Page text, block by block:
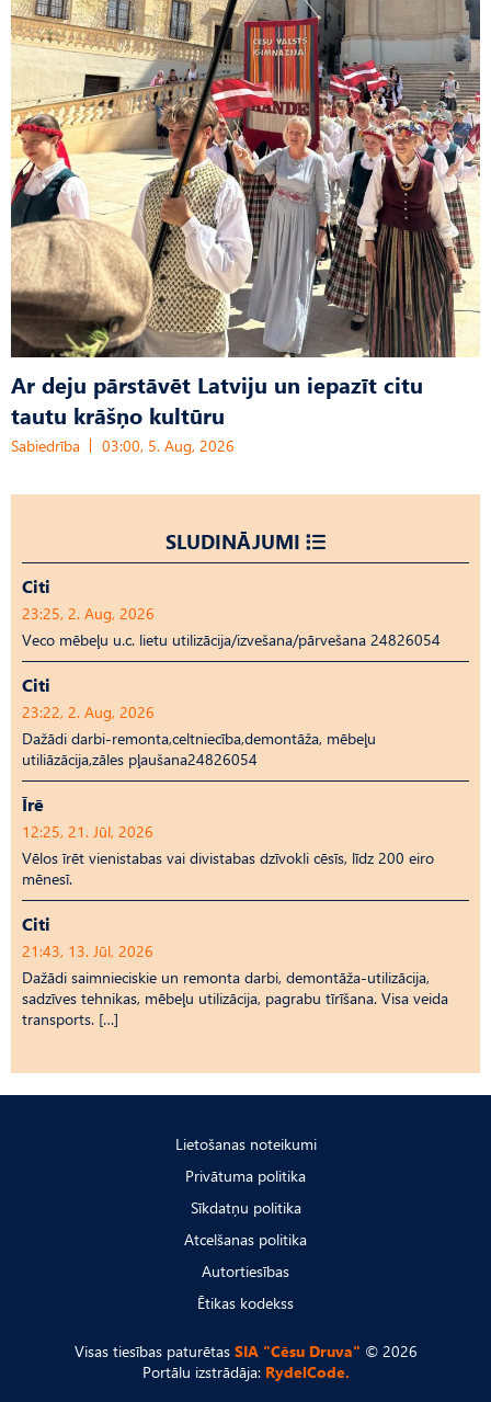
Ar deju pārstāvēt Latviju un iepazīt citu
tautu krāšņo kultūru
Sabiedrība 03:00, 5. Aug, 2026
SLUDINĀJUMI
Citi
23:25, 2. Aug, 2026
Veco mēbeļu u.c. lietu utilizācija/izvešana/pārvešana 24826054
Citi
23:22, 2. Aug, 2026
Dažādi darbi-remonta,celtniecība,demontāža, mēbeļu
utiliāzācija,zāles pļaušana24826054
Īrē
12:25, 21. Jūl, 2026
Vēlos īrēt vienistabas vai divistabas dzīvokli cēsīs, līdz 200 eiro
mēnesī.
Citi
21:43, 13. Jūl, 2026
Dažādi saimnieciskie un remonta darbi, demontāža-utilizācija,
sadzīves tehnikas, mēbeļu utilizācija, pagrabu tīrīšana. Visa veida
transports. […]
Lietošanas noteikumi
Privātuma politika
Sīkdatņu politika
Atcelšanas politika
Autortiesības
Ētikas kodekss
Visas tiesības paturētas SIA "Cēsu Druva" © 2026
Portālu izstrādāja: RydelCode.